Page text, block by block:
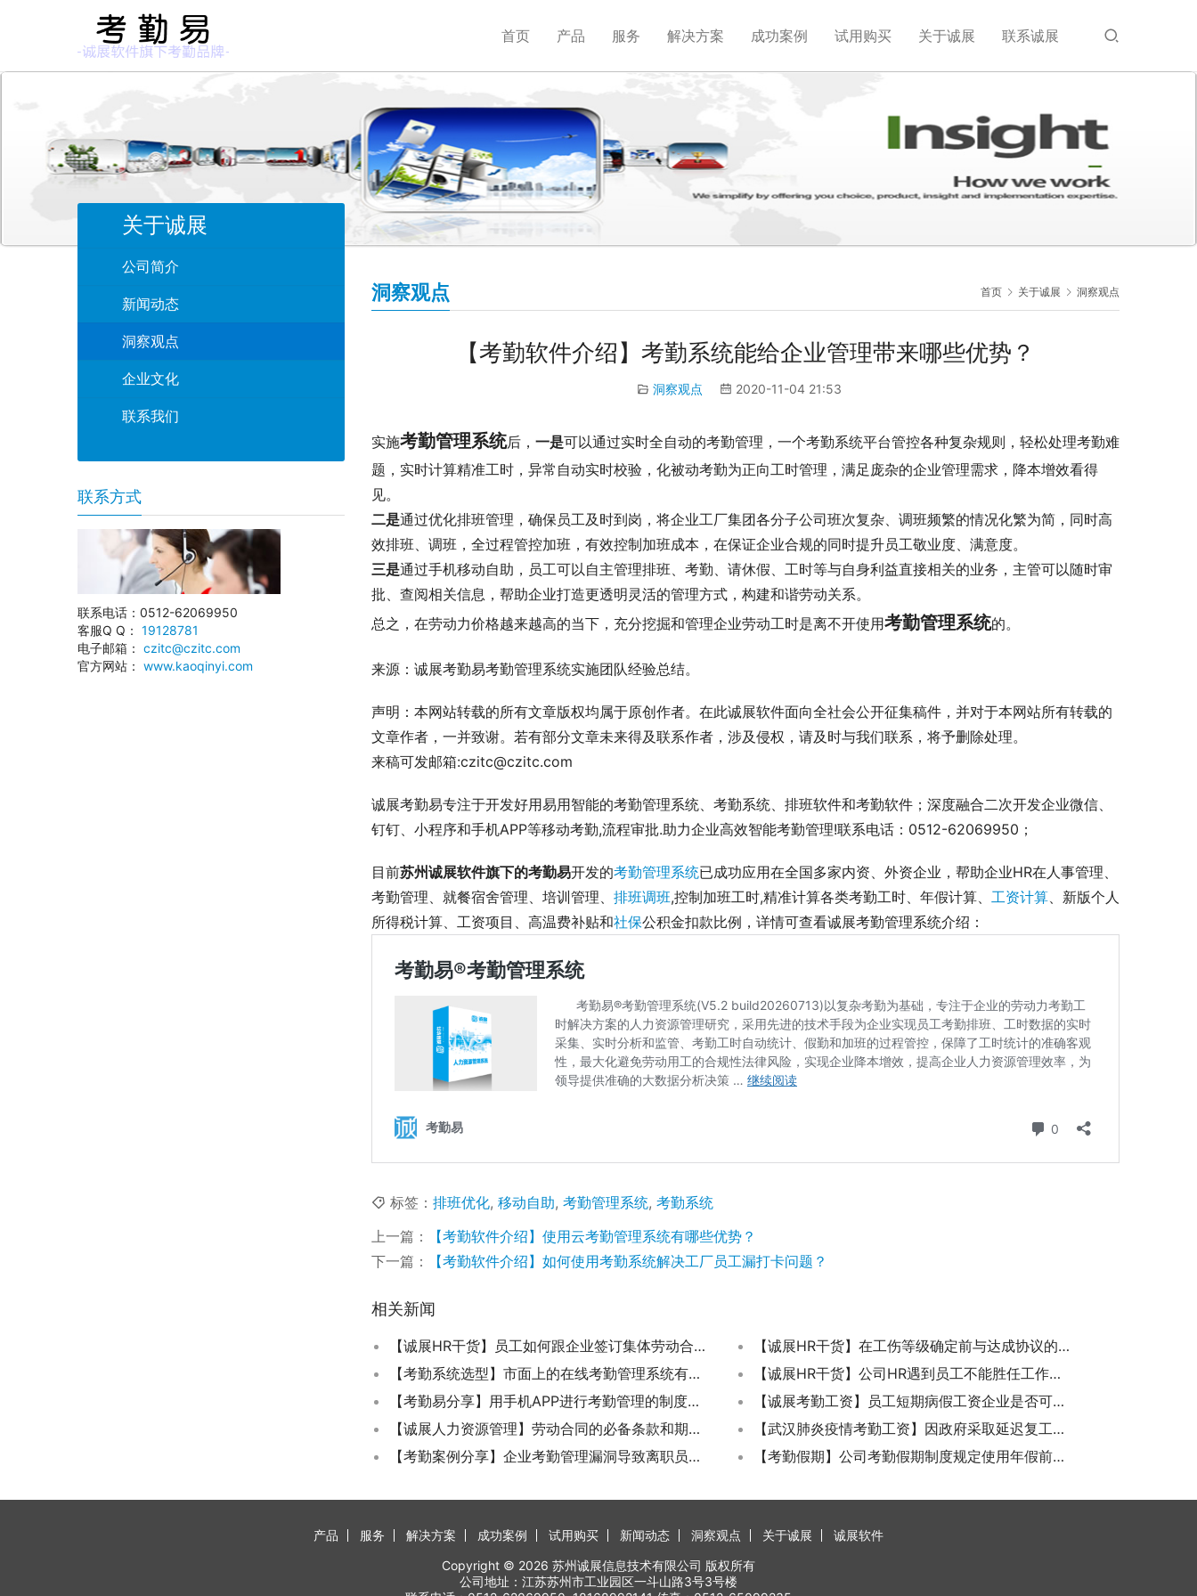
首页 产品 服务 解决方案 成功案例 试用购买 关于诚展 联系诚展
首页 关于诚展 洞察观点
洞察观点
【考勤软件介绍】考勤系统能给企业管理带来哪些优势？
洞察观点 2020-11-04 21:53
实施考勤管理系统后， 一是可以通过实时全自动的考勤管理，一个考勤系统平台管控各种复杂规则，轻松处理考勤难
题，实时计算精准工时，异常自动实时校验，化被动考勤为正向工时管理，满足庞杂的企业管理需求，降本增效看得
见。
二是通过优化排班管理，确保员工及时到岗，将企业工厂集团各分子公司班次复杂、调班频繁的情况化繁为简，同时高
效排班、调班，全过程管控加班，有效控制加班成本，在保证企业合规的同时提升员工敬业度、满意度。
三是通过手机移动自助，员工可以自主管理排班、考勤、请休假、工时等与自身利益直接相关的业务，主管可以随时审
批、查阅相关信息，帮助企业打造更透明灵活的管理方式，构建和谐劳动关系。
总之，在劳动力价格越来越高的当下，充分挖掘和管理企业劳动工时是离不开使用考勤管理系统的。
来源：诚展考勤易考勤管理系统实施团队经验总结。
声明：本网站转载的所有文章版权均属于原创作者。在此诚展软件面向全社会公开征集稿件，并对于本网站所有转载的
文章作者，一并致谢。若有部分文章未来得及联系作者，涉及侵权，请及时与我们联系，将予删除处理。
来稿可发邮箱:czitc@czitc.com
诚展考勤易专注于开发好用易用智能的考勤管理系统、考勤系统、排班软件和考勤软件；深度融合二次开发企业微信、
钉钉、小程序和手机APP等移动考勤,流程审批.助力企业高效智能考勤管理!联系电话：0512-62069950；
目前苏州诚展软件旗下的考勤易开发的考勤管理系统已成功应用在全国多家内资、外资企业，帮助企业HR在人事管理、
考勤管理、就餐宿舍管理、培训管理、 排班调班,控制加班工时,精准计算各类考勤工时、年假计算、 工资计算 、新版个人
所得税计算、工资项目、高温费补贴和社保公积金扣款比例，详情可查看诚展考勤管理系统介绍：
标签： 排班优化, 移动自助, 考勤管理系统, 考勤系统
上一篇：
【考勤软件介绍】使用云考勤管理系统有哪些优势？
下一篇：
【考勤软件介绍】如何使用考勤系统解决工厂员工漏打卡问题？
相关新闻
【诚展HR干货】员工如何跟企业签订集体劳动合同？
【诚展HR干货】在工伤等级确定前与达成协议的能否获得全额工伤保险待遇？
【考勤系统选型】市面上的在线考勤管理系统有哪些？
【诚展HR干货】公司HR遇到员工不能胜任工作时该如何合法的解除劳动合同了？
【考勤易分享】用手机APP进行考勤管理的制度规定参考？
【诚展考勤工资】员工短期病假工资企业是否可以自行规定发放标准？
【诚展人力资源管理】劳动合同的必备条款和期限法律是怎么规定的？
【武汉肺炎疫情考勤工资】因政府采取延迟复工或其他紧急措施期间的职工考勤如何计算和工资如何支付？
【考勤案例分享】企业考勤管理漏洞导致离职员工索赔87万
【考勤假期】公司考勤假期制度规定使用年假前先用完加班调休是否合理合法？
关于诚展
公司简介
新闻动态
洞察观点
企业文化
联系我们
联系方式
联系电话：0512-62069950
客服Q Q： 19128781
电子邮箱： czitc@czitc.com
官方网站： www.kaoqinyi.com
产品 服务 解决方案 成功案例 试用购买 新闻动态 洞察观点 关于诚展
诚展软件
Copyright © 2026 苏州诚展信息技术有限公司 版权所有
公司地址：江苏苏州市工业园区一斗山路3号3号楼